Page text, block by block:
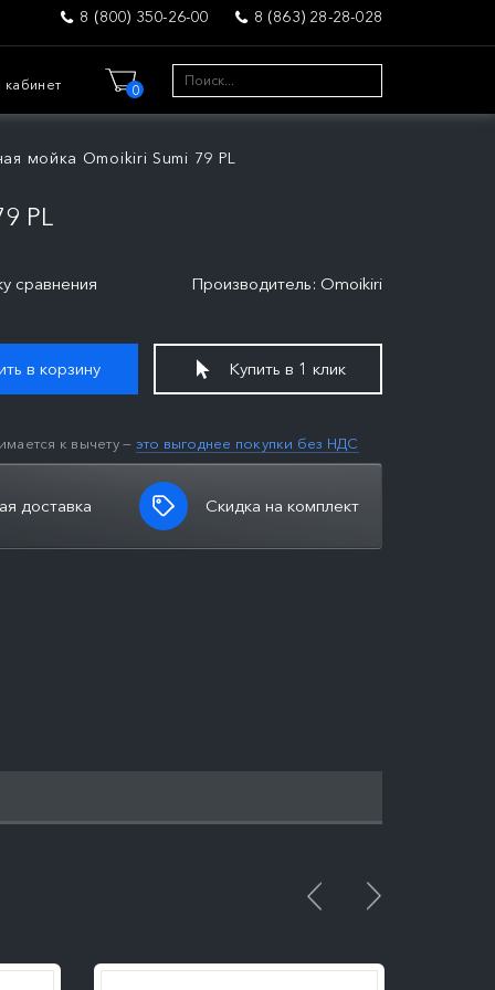
8 (800) 350-26-00 8 (863) 28-28-028
кабинет 0
мойка Omoikiri Sumi 79 PL
PL
сравнения Производитель: Omoikiri
к вычету — это выгоднее покупки без НДС
в корзину Купить в 1 клик
доставка Скидка на комплект